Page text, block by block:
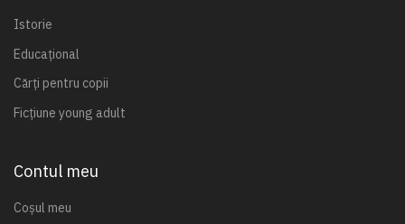
Istorie
Educațional
Cărți pentru copii
Ficțiune young adult
Contul meu
Coșul meu